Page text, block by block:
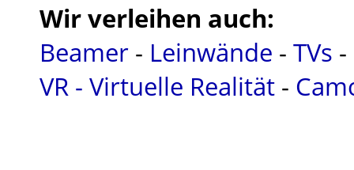
Wir verleihen auch:
Beamer - Leinwände - TVs -
VR - Virtuelle Realität -